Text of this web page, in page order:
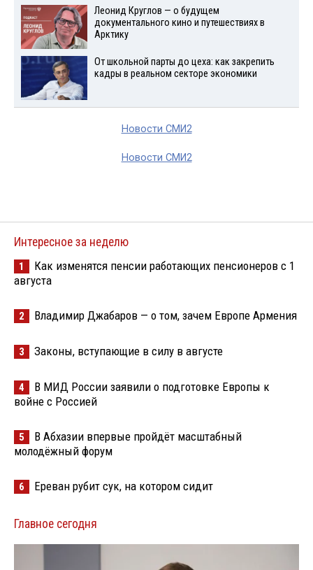
Леонид Круглов — о будущем
документального кино и путешествиях в
Арктику
От школьной парты до цеха: как закрепить
кадры в реальном секторе экономики
Новости СМИ2
Новости СМИ2
Интересное за неделю
1
Как изменятся пенсии работающих пенсионеров с 1
августа
2 Владимир Джабаров — о том, зачем Европе Армения
3 Законы, вступающие в силу в августе
4
В МИД России заявили о подготовке Европы к
войне с Россией
5
В Абхазии впервые пройдёт масштабный
молодёжный форум
6 Ереван рубит сук, на котором сидит
Главное сегодня